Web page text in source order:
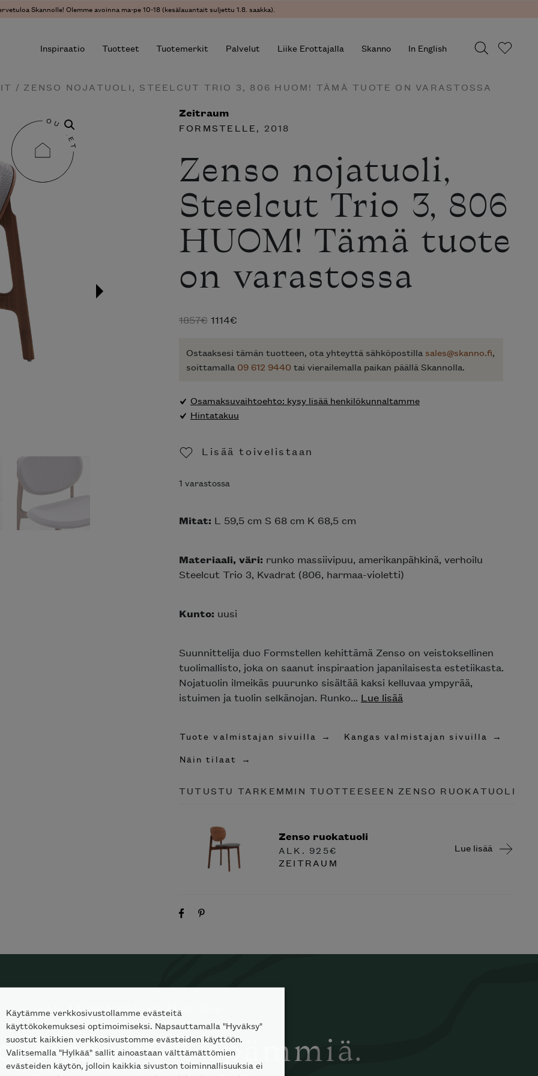
Skannolle! Olemme avoinna ma-pe 10-18 (kesälauantait suljettu 1.8. saakka).
Inspiraatio Tuotteet Tuotemerkit Palvelut Liike Erottajalla Skanno In English
/ ZENSO NOJATUOLI, STEELCUT TRIO 3, 806 HUOM! TÄMÄ TUOTE ON VARASTOSSA
Zeitraum
FORMSTELLE, 2018
Zenso nojatuoli,
Steelcut Trio 3, 806
HUOM! Tämä tuote
on varastossa
1857€ Alkuperäinen
oli:
1857€.
1114€Nykyinen
on:
1114€.
Ostaaksesi tämän tuotteen, ota yhteyttä sähköpostilla sales@skanno.fi,
soittamalla 09 612 9440 tai vierailemalla paikan päällä Skannolla.
Osamaksuvaihtoehto: kysy lisää henkilökunnaltamme
Hintatakuu
Lisää toivelistaan
1 varastossa
Mitat: L 59,5 cm S 68 cm K 68,5 cm
Materiaali, väri: runko massiivipuu, amerikanpähkinä, verhoilu
Steelcut Trio 3, Kvadrat (806, harmaa-violetti)
Kunto: uusi
Suunnittelija duo Formstellen kehittämä Zenso on veistoksellinen
tuolimallisto, joka on saanut inspiraation japanilaisesta estetiikasta.
Nojatuolin ilmeikäs puurunko sisältää kaksi kelluvaa ympyrää,
istuimen ja tuolin selkänojan. Runko... Lue lisää
Tuote valmistajan sivuilla
Kangas valmistajan sivuilla
Näin tilaat
TUTUSTU TARKEMMIN TUOTTEESEEN ZENSO RUOKATUOLI
Zenso ruokatuoli
ALK. 925€
ZEITRAUM
Lue lisää
TILAA SKANNO-UUTISKIRJE
0% spämmiä.
Käytämme verkkosivustollamme evästeitä
käyttökokemuksesi optimoimiseksi. Napsauttamalla "Hyväksy"
suostut kaikkien verkkosivustomme evästeiden käyttöön.
Valitsemalla "Hylkää" sallit ainoastaan välttämättömien
evästeiden käytön, jolloin kaikkia sivuston toiminnallisuuksia ei